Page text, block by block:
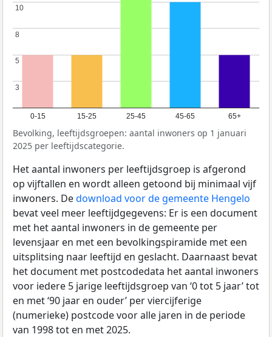
0-15 15-25 25-45 45-65 65+
3
3
5
5
8
8
10
10
Bevolking, leeftijdsgroepen: aantal inwoners op 1 januari
2025 per leeftijdscategorie.
Het aantal inwoners per leeftijdsgroep is afgerond
op vijftallen en wordt alleen getoond bij minimaal vijf
inwoners. Dedownload voor de gemeente Hengelo
bevat veel meer leeftijdgegevens: Er is een document
met het aantal inwoners in de gemeente per
levensjaar en met een bevolkingspiramide met een
uitsplitsing naar leeftijd en geslacht. Daarnaast bevat
het document met postcodedata het aantal inwoners
voor iedere 5 jarige leeftijdsgroep van ‘0 tot 5 jaar’ tot
en met ‘90 jaar en ouder’ per viercijferige
(numerieke) postcode voor alle jaren in de periode
van 1998 tot en met 2025.